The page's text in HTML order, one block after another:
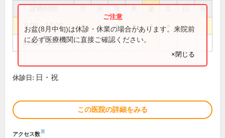
祝
9:00～12:30 ● ● ● ● ●
14:00～17:30 ●
お盆(8月中旬)は休診・休業の場合があります。来院前
に必ず医療機関に直接ご確認ください。
×閉じる
休診日: 日・祝
この医院の詳細をみる
アクセス数※